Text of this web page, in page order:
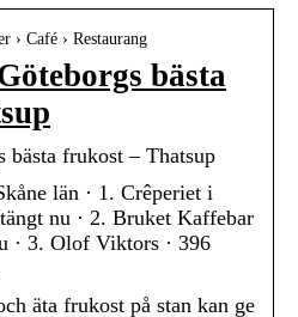
› Café › Restaurang
bästa
bästa frukost – Thatsup
län · 1. Crêperiet i
nu · 2. Bruket Kaffebar
· 3. Olof Viktors · 396
äta frukost på stan kan ge